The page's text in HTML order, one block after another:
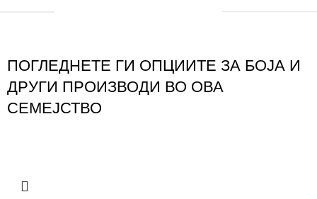
ПОГЛЕДНЕТЕ ГИ ОПЦИИТЕ ЗА БОЈА И
ДРУГИ ПРОИЗВОДИ ВО ОВА
СЕМЕЈСТВО